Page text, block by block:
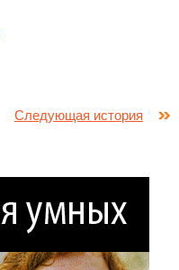
Следующая история